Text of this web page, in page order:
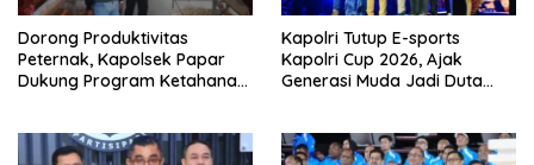
Dorong Produktivitas
Peternak, Kapolsek Papar
Dukung Program Ketahanan
Kapolri Tutup E-sports
Kapolri Cup 2026, Ajak
Generasi Muda Jadi Duta